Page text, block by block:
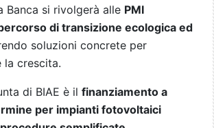
Banca si rivolgerà alle PMI
di transizione ecologica ed
soluzioni concrete per
la crescita.
di BIAE è il finanziamento a
per impianti fotovoltaici